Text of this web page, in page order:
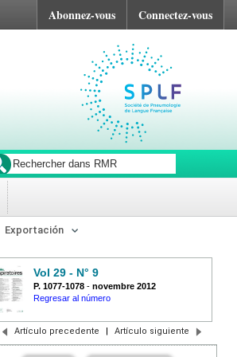
Abonnez-vous Connectez-vous
Exportación
Vol 29 - N° 9
P. 1077-1078 - novembre 2012
Regresar al número
Artículo precedente | Artículo siguiente